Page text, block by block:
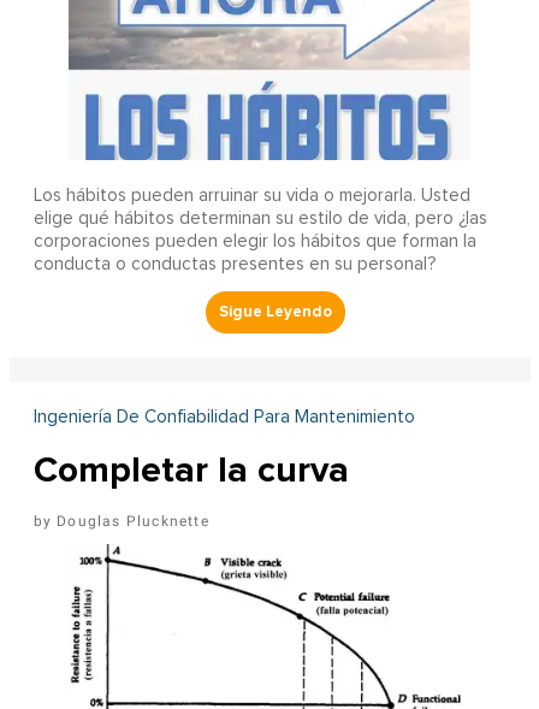
Los hábitos pueden arruinar su vida o mejorarla. Usted
elige qué hábitos determinan su estilo de vida, pero ¿las
corporaciones pueden elegir los hábitos que forman la
conducta o conductas presentes en su personal?
Ingeniería De Confiabilidad Para Mantenimiento
Completar la curva
Douglas Plucknette